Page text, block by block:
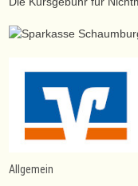
Allgemein